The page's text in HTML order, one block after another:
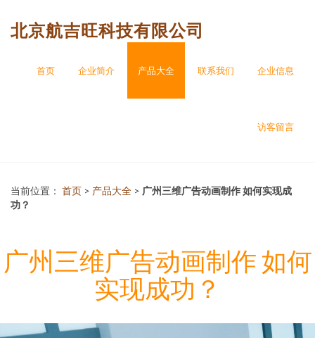
北京航吉旺科技有限公司
首页 企业简介 产品大全 联系我们 企业信息
访客留言
当前位置： 首页 > 产品大全 > 广州三维广告动画制作 如何实现成
功？
广州三维广告动画制作 如何
实现成功？